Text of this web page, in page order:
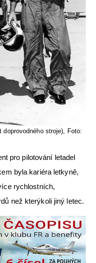
doprovodného stroje), Foto:
pro pilotování letadel
byla kariéra letkyně,
rychlostních,
než kterýkoli jiný letec.